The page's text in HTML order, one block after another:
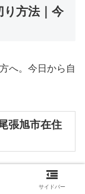
り方法｜今
へ。今日から自
張旭市在住
約は、公序良俗
サイドバー